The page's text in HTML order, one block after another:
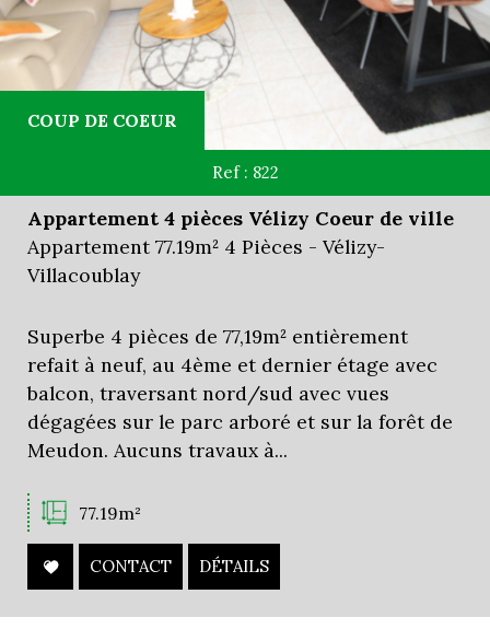
COUP DE COEUR
Ref : 822
Appartement 4 pièces Vélizy Coeur de ville
Appartement 77.19m² 4 Pièces - Vélizy-
Villacoublay
Superbe 4 pièces de 77,19m² entièrement
refait à neuf, au 4ème et dernier étage avec
balcon, traversant nord/sud avec vues
dégagées sur le parc arboré et sur la forêt de
Meudon. Aucuns travaux à...
77.19m²
CONTACT DÉTAILS